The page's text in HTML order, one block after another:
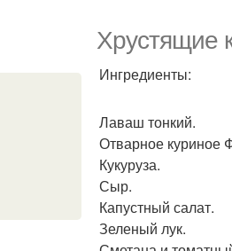
Хрустящие
Ингредиенты:
Лаваш тонкий.
Отварное куриное
Кукуруза.
Сыр.
Капустный салат.
Зеленый лук.